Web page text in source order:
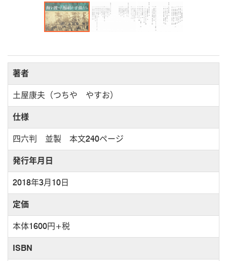
著者
土屋康夫（つちや やすお）
仕様
四六判 並製 本文240ページ
発行年月日
2018年3月10日
定価
本体1600円+税
ISBN